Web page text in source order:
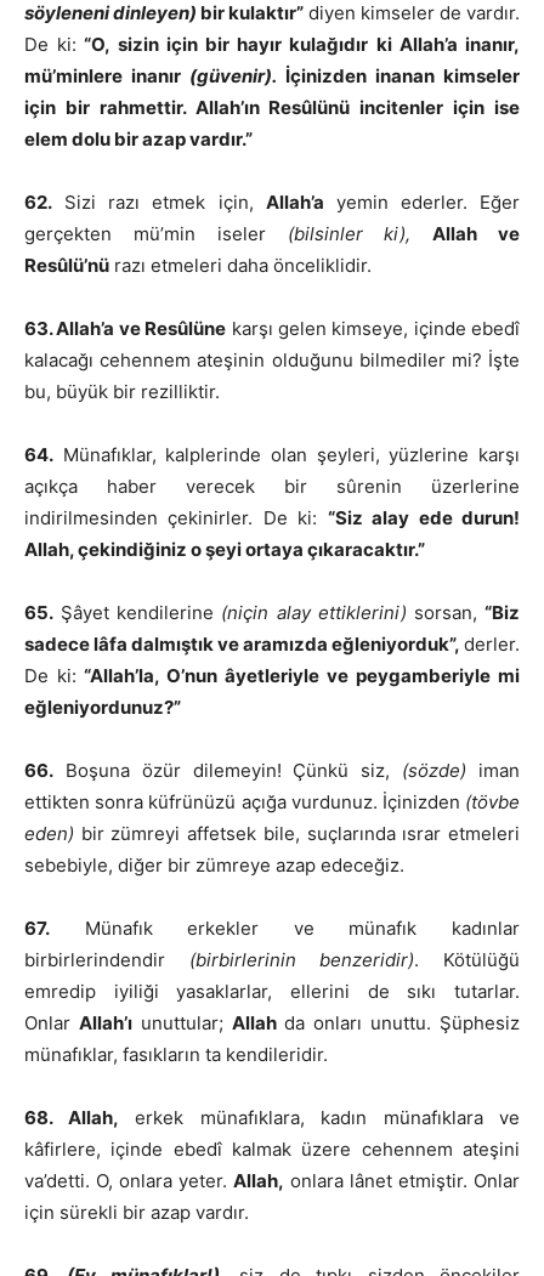
söyleneni dinleyen) bir kulaktır” diyen kimseler de vardır.
De ki: “O, sizin için bir hayır kulağıdır ki Allah’a inanır,
mü’minlere inanır (güvenir). İçinizden inanan kimseler
için bir rahmettir. Allah’ın Resûlünü incitenler için ise
elem dolu bir azap vardır.”
62. Sizi razı etmek için, Allah’a yemin ederler. Eğer
gerçekten mü’min iseler(bilsinler ki),
Allah ve
Resûlü’nü razı etmeleri daha önceliklidir.
63. Allah’a ve Resûlüne karşı gelen kimseye, içinde ebedî
kalacağı cehennem ateşinin olduğunu bilmediler mi? İşte
bu, büyük bir rezilliktir.
64. Münafıklar, kalplerinde olan şeyleri, yüzlerine karşı
açıkça haber verecek bir sûrenin üzerlerine
indirilmesinden çekinirler. De ki: “Siz alay ede durun!
Allah, çekindiğiniz o şeyi ortaya çıkaracaktır.”
65. Şâyet kendilerine (niçin alay ettiklerini) sorsan,“Biz
sadece lâfa dalmıştık ve aramızda eğleniyorduk”, derler.
De ki: “Allah’la, O’nun âyetleriyle ve peygamberiyle mi
eğleniyordunuz?”
66. Boşuna özür dilemeyin! Çünkü siz, (sözde) iman
ettikten sonra küfrünüzü açığa vurdunuz. İçinizden (tövbe
eden) bir zümreyi affetsek bile, suçlarında ısrar etmeleri
sebebiyle, diğer bir zümreye azap edeceğiz.
67. Münafık erkekler ve münafık kadınlar
birbirlerindendir (birbirlerinin benzeridir). Kötülüğü
emredip iyiliği yasaklarlar, ellerini de sıkı tutarlar.
Onlar Allah’ıunuttular; Allahda onları unuttu. Şüphesiz
münafıklar, fasıkların ta kendileridir.
68. Allah, erkek münafıklara, kadın münafıklara ve
kâfirlere, içinde ebedî kalmak üzere cehennem ateşini
va’detti. O, onlara yeter. Allah, onlara lânet etmiştir. Onlar
için sürekli bir azap vardır.